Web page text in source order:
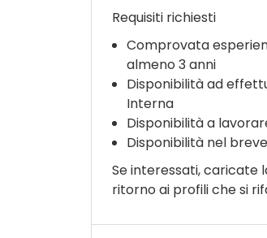
Requisiti richiesti
Comprovata
almeno 3 anni
Disponibilità ad
Interna
Disponibilità a
Disponibilità nel
Se interessati, caricate
ritorno ai profili che si